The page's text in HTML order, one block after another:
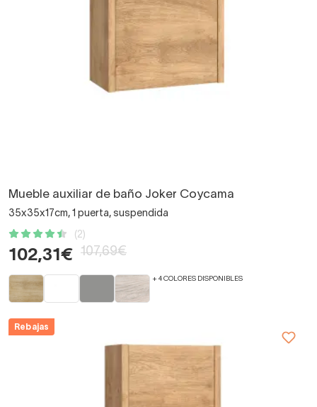
Mueble auxiliar de baño Joker Coycama
35x35x17cm, 1 puerta, suspendida
(2)
102,31€ 107,69€
+ 4 COLORES DISPONIBLES
Rebajas